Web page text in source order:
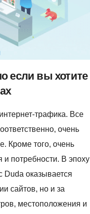
если вы хотите
трафика. Все
очень
Кроме того, очень
и потребности. В эпоху
Duda оказывается
сайтов, но и за
местоположения и